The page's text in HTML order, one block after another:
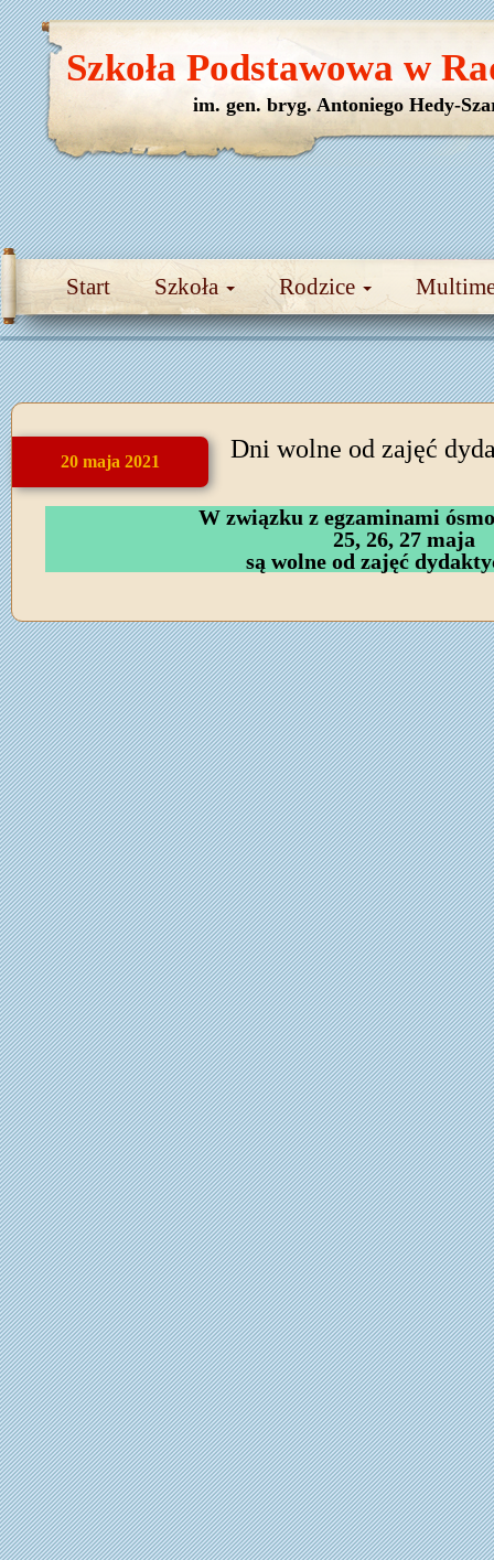
Start Szkoła Rodzice
Szkoła Podstawowa w
im. gen. bryg. Antoniego Hedy-
20 maja 2021 Dni wolne od zajęć
W związku z egzaminami
25, 26, 27 maja
są wolne od zajęć